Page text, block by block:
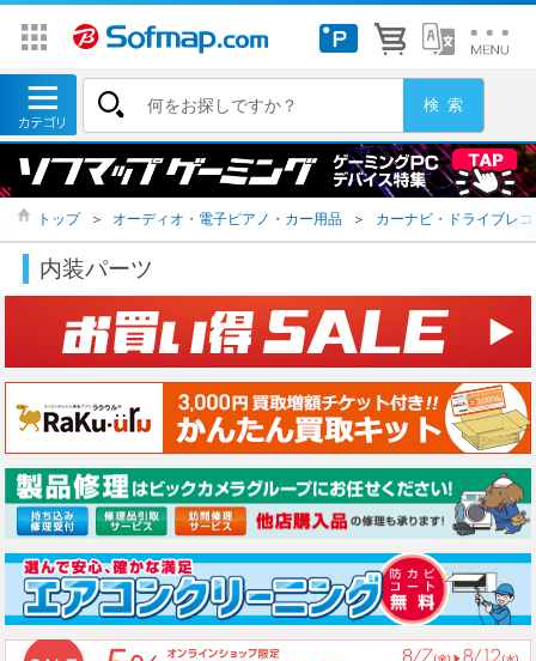
トップ ＞ オーディオ・電子ピアノ・カー用品 ＞ カーナビ・ドライブレ
内装パーツ